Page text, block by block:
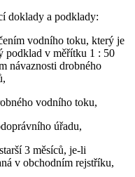
doklady a podklady:
vodního toku, který je
podklad v měřítku 1 : 50
návaznosti drobného
vodního toku,
úřadu,
3 měsíců, je-li
v obchodním rejstříku,